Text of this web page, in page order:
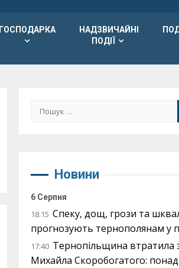
ГОСПОДАРКА
НАДЗВИЧАЙНІ
ПОДІЇ
Пошук:
Новини
6 Серпня
18:15 Спеку, дощ, грози та
прогнозують тернополянам у
17:40 Тернопільщина втратила
Михайла Скоробогатого: